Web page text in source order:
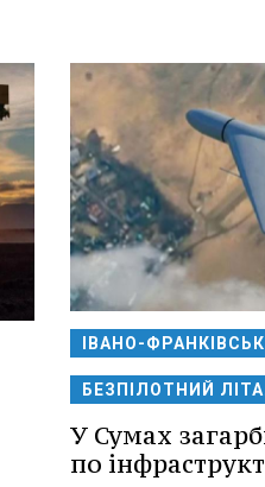
ІВАНО-ФРАНКІВСЬК
БЕЗПІЛОТНИЙ
У Сумах
по